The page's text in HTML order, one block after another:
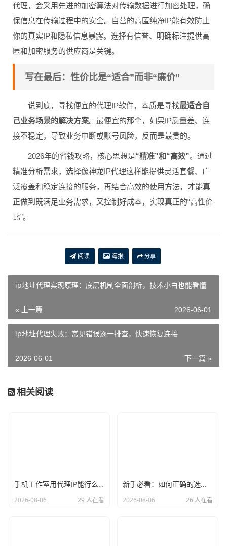
代理，会采用先进的加密算法对传输数据进行加密处理，确
保信息在传输过程中的安全。自营的高匿纯净IP能有效防止
你的真实IP和隐私信息暴露。选择有信誉、明确标注提供高
匿和加密服务的供应商是关键。
写在最后：性价比是“适合”而非“廉价”
说到底，寻找便宜的代理IP软件，本质是寻找最适合自
己业务场景的解决方案。最便宜的那个，如果IP质量差、连
接不稳定，导致业务中断或账号风险，反而是最贵的。
2026年的省钱攻略，核心思想是“精准”和“高效”。通过
精准分析需求，选择像神龙IP代理这样能提供灵活套餐、广
泛覆盖和稳定连接的服务，再结合高效的使用方法，才能真
正做到既满足业务需求，又控制好成本，实现真正的“高性价
比”。
阅读 海报 分享
ip地址代理实现原理：底层机制全面剖析，技术小白也能看懂
« 上一篇 2026-06-01
ip地址代理失败：常见错误逐一排查，快速恢复连接
下一篇 »
2026-06-01
相关阅读
手机工作室用代理IP能行么？过来人的经验告诉你答案
2026-08-06 29 人在看
新手必看：如何正确的选择代理ip软件，别再交智商税了
2026-08-06 26 人在看